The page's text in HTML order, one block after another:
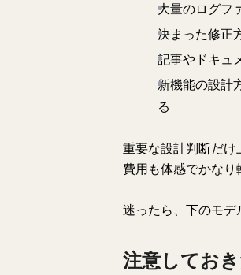
大量のログフ
決まった修正
記事やドキュ
新機能の設計
る
重要な設計判断だ
費用も体感でかなり
迷ったら、下のモデ
注意してお